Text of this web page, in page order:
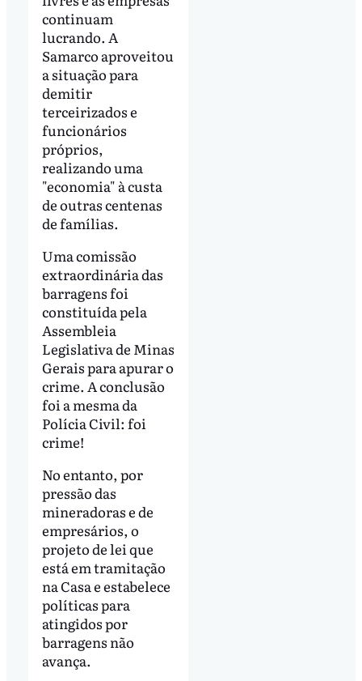
continuam
lucrando. A
Samarco aproveitou
a situação para
demitir
terceirizados e
funcionários
próprios,
realizando uma
"economia" à custa
de outras centenas
de famílias.
Uma comissão
extraordinária das
barragens foi
constituída pela
Assembleia
Legislativa de Minas
Gerais para apurar o
crime. A conclusão
foi a mesma da
Polícia Civil: foi
crime!
No entanto, por
pressão das
mineradoras e de
empresários, o
projeto de lei que
está em tramitação
na Casa e estabelece
políticas para
atingidos por
barragens não
avança.